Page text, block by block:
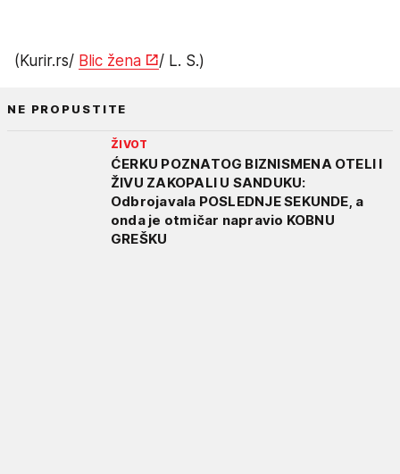
(Kurir.rs/ Blic žena / L. S.)
NE PROPUSTITE
ŽIVOT
ĆERKU POZNATOG BIZNISMENA OTELI I
ŽIVU ZAKOPALI U SANDUKU:
Odbrojavala POSLEDNJE SEKUNDE, a
onda je otmičar napravio KOBNU
GREŠKU